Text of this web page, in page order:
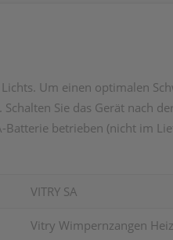
Um einen optimalen
Sie das Gerät nach
betrieben (nicht im
VITRY SA
Vitry Wimpernzangen